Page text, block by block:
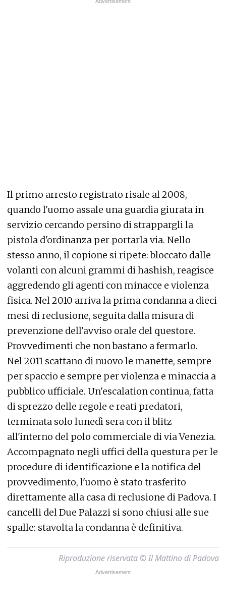
Il primo arresto registrato risale al 2008,
quando l'uomo assale una guardia giurata in
servizio cercando persino di strappargli la
pistola d'ordinanza per portarla via. Nello
stesso anno, il copione si ripete: bloccato dalle
volanti con alcuni grammi di hashish, reagisce
aggredendo gli agenti con minacce e violenza
fisica. Nel 2010 arriva la prima condanna a dieci
mesi di reclusione, seguita dalla misura di
prevenzione dell'avviso orale del questore.
Provvedimenti che non bastano a fermarlo.
Nel 2011 scattano di nuovo le manette, sempre
per spaccio e sempre per violenza e minaccia a
pubblico ufficiale. Un'escalation continua, fatta
di sprezzo delle regole e reati predatori,
terminata solo lunedì sera con il blitz
all'interno del polo commerciale di via Venezia.
Accompagnato negli uffici della questura per le
procedure di identificazione e la notifica del
provvedimento, l'uomo è stato trasferito
direttamente alla casa di reclusione di Padova. I
cancelli del Due Palazzi si sono chiusi alle sue
spalle: stavolta la condanna è definitiva.
Riproduzione riservata © Il Mattino di Padova